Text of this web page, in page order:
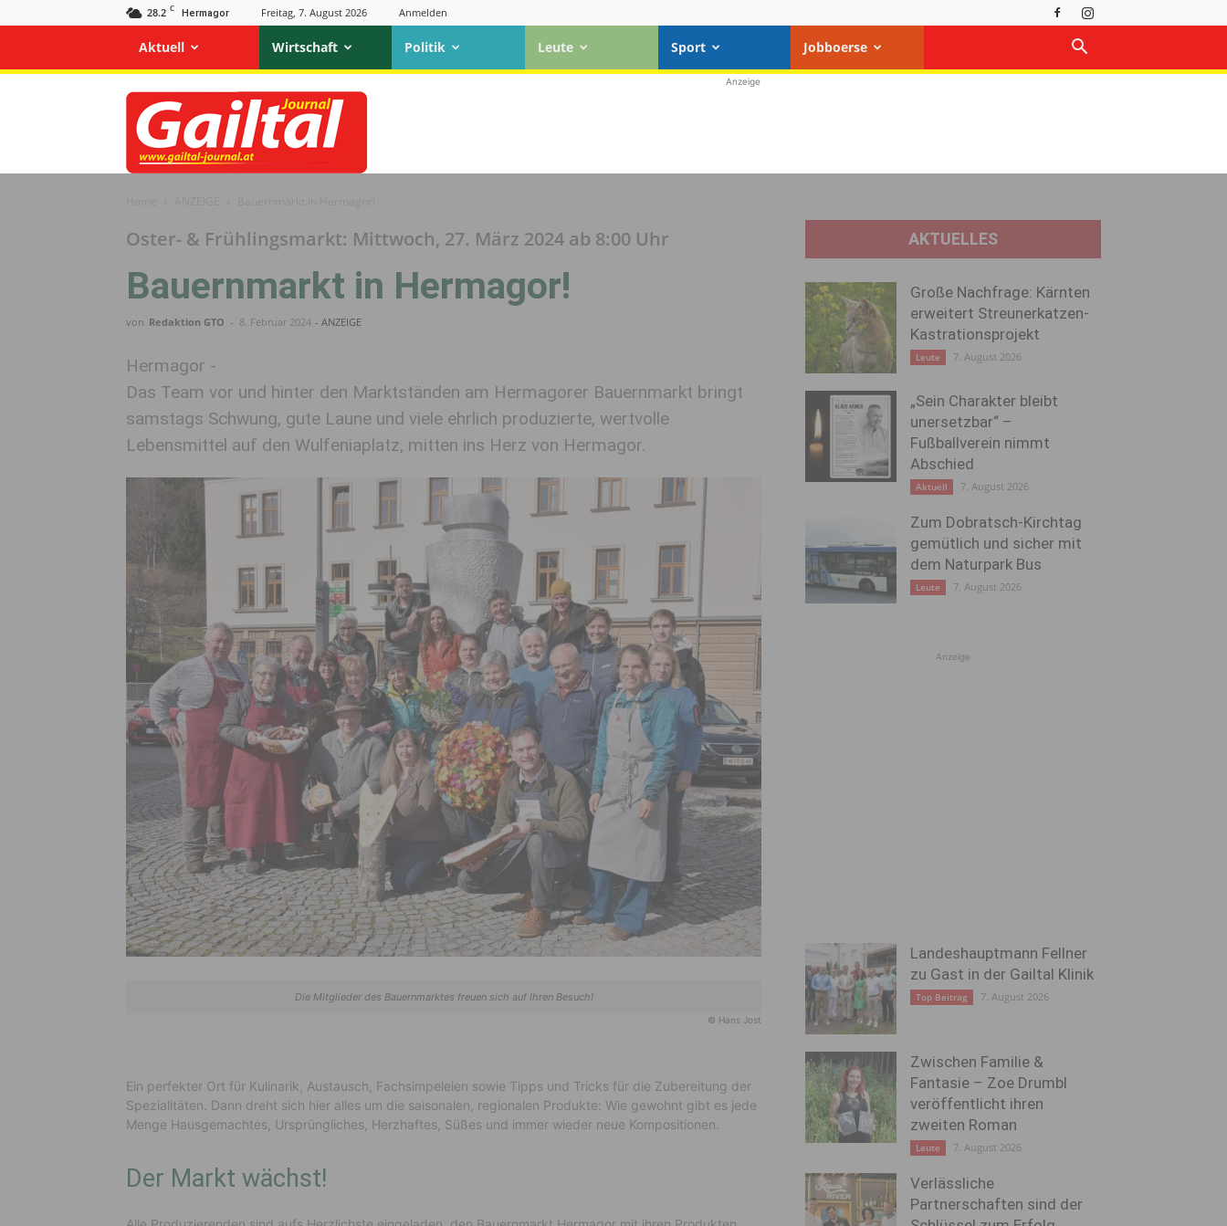
28.2 C Hermagor Freitag, 7. August 2026 Anmelden
Aktuell Wirtschaft Politik Leute Sport Jobboerse
Gailtal
Journal
Anzeige
Oster- & Frühlingsmarkt: Mittwoch, 27. März 2024 ab 8:00 Uhr
Bauernmarkt in Hermagor!
von Redaktion GTO - 8. Februar 2024 - ANZEIGE
Hermagor -
Das Team vor und hinter den Marktständen am Hermagorer Bauernmarkt bringt
samstags Schwung, gute Laune und viele ehrlich produzierte, wertvolle
Lebensmittel auf den Wulfeniaplatz, mitten ins Herz von Hermagor.
Die Mitglieder des Bauernmarktes freuen sich auf Ihren Besuch!
© Hans Jost
Ein perfekter Ort für Kulinarik, Austausch, Fachsimpeleien sowie Tipps und Tricks für die Zubereitung der
Spezialitäten. Dann dreht sich hier alles um die saisonalen, regionalen Produkte: Wie gewohnt gibt es jede
Menge Hausgemachtes, Ursprüngliches, Herzhaftes, Süßes und immer wieder neue Kompositionen.
Der Markt wächst!
AKTUELLES
Große Nachfrage: Kärnten
erweitert Streunerkatzen-
Kastrationsprojekt
Leute 7. August 2026
„Sein Charakter bleibt
unersetzbar“ –
Fußballverein nimmt
Abschied
Aktuell 7. August 2026
Zum Dobratsch-Kirchtag
gemütlich und sicher mit
dem Naturpark Bus
Leute 7. August 2026
Anzeige
Landeshauptmann Fellner
zu Gast in der Gailtal Klinik
Top Beitrag 7. August 2026
Zwischen Familie &
Fantasie – Zoe Drumbl
veröffentlicht ihren
zweiten Roman
Leute 7. August 2026
Verlässliche
Partnerschaften sind der